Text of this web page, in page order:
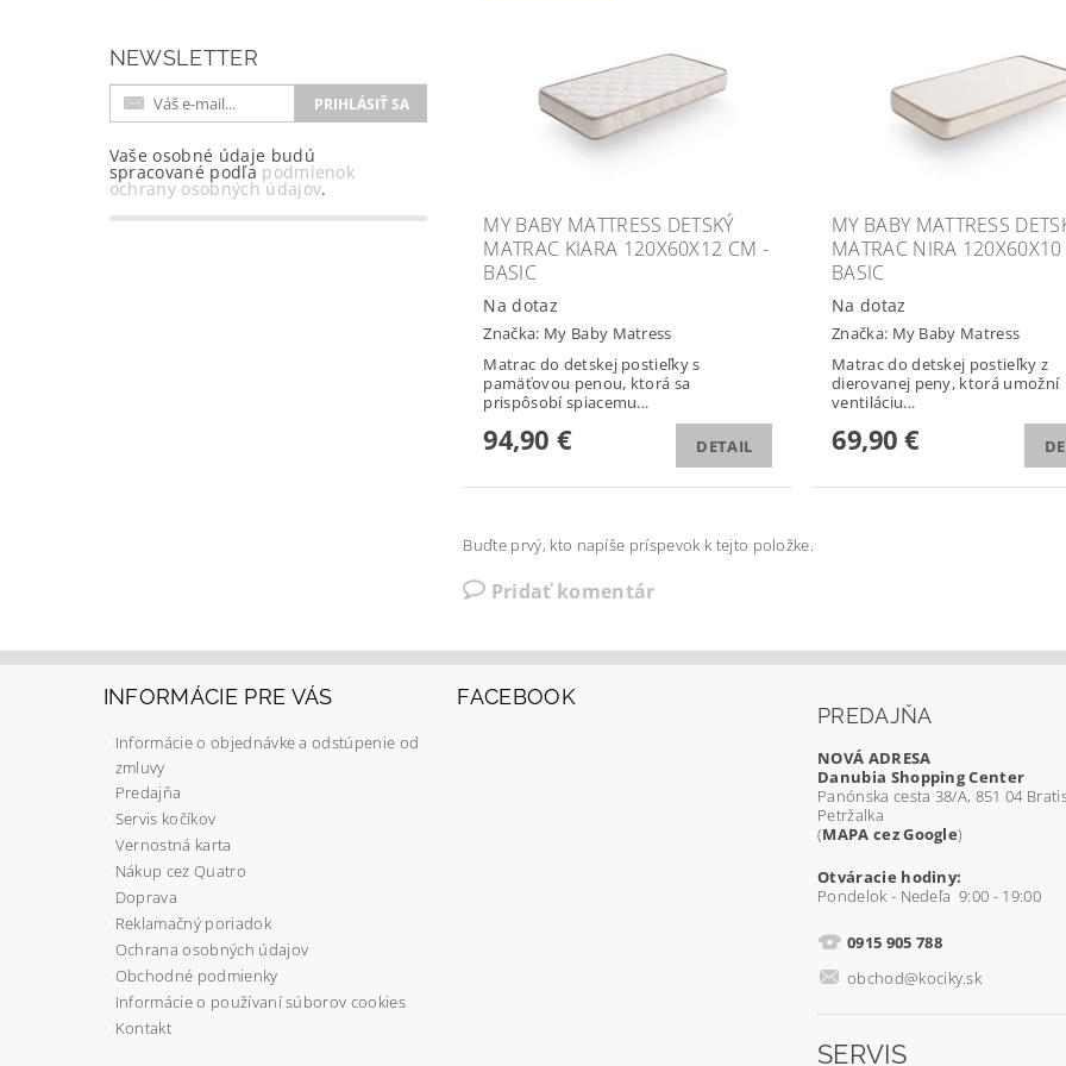
NEWSLETTER
Vaše osobné údaje budú
spracované podľa podmienok
ochrany osobných údajov.
MY BABY MATTRESS DETSKÝ
MATRAC KIARA 120X60X12 CM -
BASIC
Na dotaz
Značka: My Baby Matress
Matrac do detskej postieľky s
pamäťovou penou, ktorá sa
prispôsobí spiacemu...
94,90 € DETAIL
MY BABY MATTRESS
MATRAC NIRA
BASIC
Na dotaz
Značka: My Baby Matress
Matrac do detskej postieľky z
dierovanej peny, ktorá umožní
ventiláciu...
69,90 €
Buďte prvý, kto napíše príspevok k tejto položke.
Pridať komentár
INFORMÁCIE PRE VÁS
Informácie o objednávke a odstúpenie od
zmluvy
Predajňa
Servis kočíkov
Vernostná karta
Nákup cez Quatro
Doprava
Reklamačný poriadok
Ochrana osobných údajov
Obchodné podmienky
Informácie o používaní súborov cookies
Kontakt
FACEBOOK
PREDAJŇA
NOVÁ ADRESA
Danubia Shopping Center
Panónska cesta 38/A, 851 04
Petržalka
(MAPA cez Google)
Otváracie hodiny:
Pondelok - Nedeľa 9:00 - 19:00
0915 905 788
obchod@kociky.sk
SERVIS